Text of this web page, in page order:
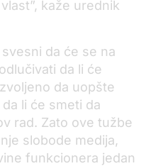
kaže urednik
da će se na
da li će
da uopšte
li će smeti da
rad. Zato ove tužbe
slobode medija,
funkcionera jedan